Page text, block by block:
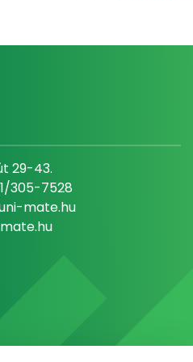
29-43.
305-7528
mate.hu